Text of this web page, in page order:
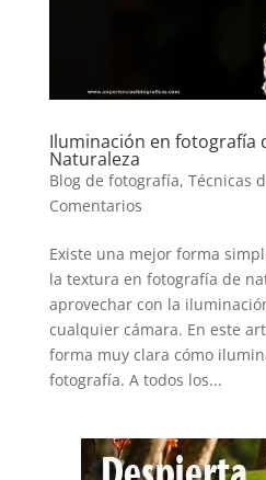
Iluminación en fotografía
Naturaleza
Blog de fotografía, Técnicas
Comentarios
Existe una mejor forma
la textura en fotografía de
aprovechar con la
cualquier cámara. En este
forma muy clara cómo
fotografía. A todos los...